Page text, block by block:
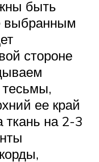
быть
выбранным
стороне
тесьмы,
ее край
ткань на 2-3